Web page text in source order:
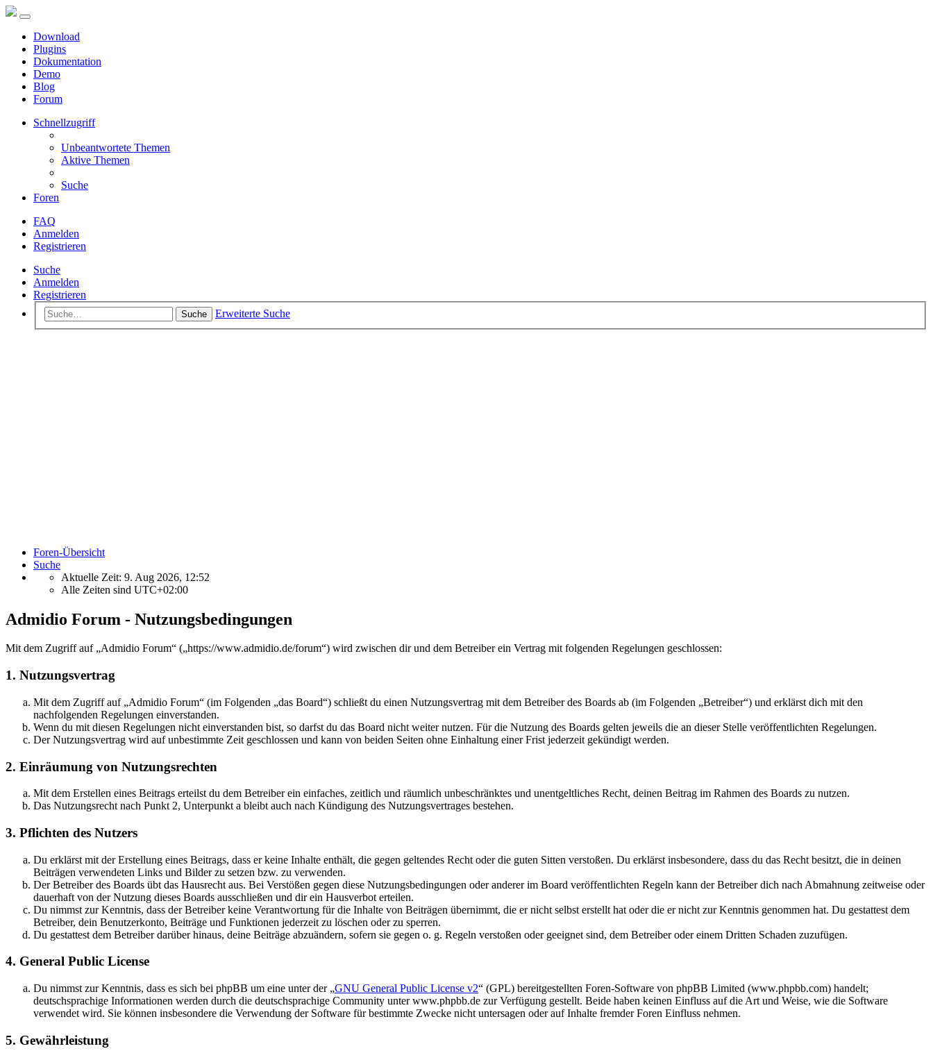
Download
Plugins
Dokumentation
Demo
Blog
Forum
Schnellzugriff
Unbeantwortete Themen
Aktive Themen
Suche
Foren
FAQ
Anmelden
Registrieren
Suche
Anmelden
Registrieren
Suche Erweiterte Suche
Foren-Übersicht
Suche
Aktuelle Zeit: 9. Aug 2026, 12:52
Alle Zeiten sind UTC+02:00
Admidio Forum - Nutzungsbedingungen
Mit dem Zugriff auf „Admidio Forum“ („https://www.admidio.de/forum“) wird zwischen dir und dem Betreiber ein Vertrag mit folgenden Regelungen geschlossen:
1. Nutzungsvertrag
Mit dem Zugriff auf „Admidio Forum“ (im Folgenden „das Board“) schließt du einen Nutzungsvertrag mit dem Betreiber des Boards ab (im Folgenden „Betreiber“) und erklärst dich mit den
nachfolgenden Regelungen einverstanden.
Wenn du mit diesen Regelungen nicht einverstanden bist, so darfst du das Board nicht weiter nutzen. Für die Nutzung des Boards gelten jeweils die an dieser Stelle veröffentlichten Regelungen.
Der Nutzungsvertrag wird auf unbestimmte Zeit geschlossen und kann von beiden Seiten ohne Einhaltung einer Frist jederzeit gekündigt werden.
2. Einräumung von Nutzungsrechten
Mit dem Erstellen eines Beitrags erteilst du dem Betreiber ein einfaches, zeitlich und räumlich unbeschränktes und unentgeltliches Recht, deinen Beitrag im Rahmen des Boards zu nutzen.
Das Nutzungsrecht nach Punkt 2, Unterpunkt a bleibt auch nach Kündigung des Nutzungsvertrages bestehen.
3. Pflichten des Nutzers
Du erklärst mit der Erstellung eines Beitrags, dass er keine Inhalte enthält, die gegen geltendes Recht oder die guten Sitten verstoßen. Du erklärst insbesondere, dass du das Recht besitzt, die in deinen
Beiträgen verwendeten Links und Bilder zu setzen bzw. zu verwenden.
Der Betreiber des Boards übt das Hausrecht aus. Bei Verstößen gegen diese Nutzungsbedingungen oder anderer im Board veröffentlichten Regeln kann der Betreiber dich nach Abmahnung zeitweise oder
dauerhaft von der Nutzung dieses Boards ausschließen und dir ein Hausverbot erteilen.
Du nimmst zur Kenntnis, dass der Betreiber keine Verantwortung für die Inhalte von Beiträgen übernimmt, die er nicht selbst erstellt hat oder die er nicht zur Kenntnis genommen hat. Du gestattest dem
Betreiber, dein Benutzerkonto, Beiträge und Funktionen jederzeit zu löschen oder zu sperren.
Du gestattest dem Betreiber darüber hinaus, deine Beiträge abzuändern, sofern sie gegen o. g. Regeln verstoßen oder geeignet sind, dem Betreiber oder einem Dritten Schaden zuzufügen.
4. General Public License
Du nimmst zur Kenntnis, dass es sich bei phpBB um eine unter der „GNU General Public License v2“ (GPL) bereitgestellten Foren-Software von phpBB Limited (www.phpbb.com) handelt;
deutschsprachige Informationen werden durch die deutschsprachige Community unter www.phpbb.de zur Verfügung gestellt. Beide haben keinen Einfluss auf die Art und Weise, wie die Software
verwendet wird. Sie können insbesondere die Verwendung der Software für bestimmte Zwecke nicht untersagen oder auf Inhalte fremder Foren Einfluss nehmen.
5. Gewährleistung